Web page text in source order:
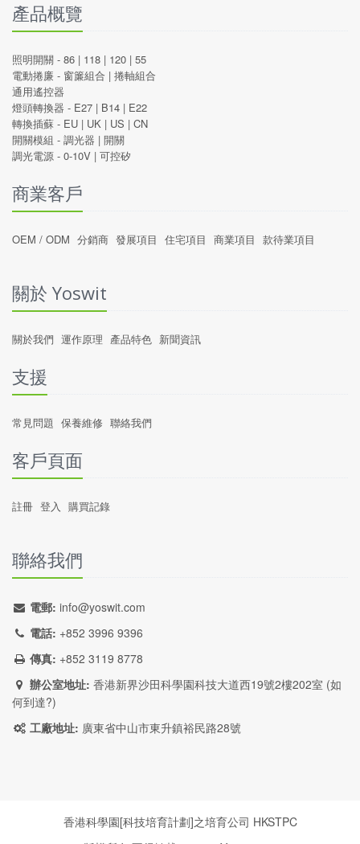
產品概覽
照明開關 - 86 | 118 | 120 | 55
電動捲廉 - 窗簾組合 | 捲軸組合
通用遙控器
燈頭轉換器 - E27 | B14 | E22
轉換插蘇 - EU | UK | US | CN
開關模組 - 調光器 | 開關
調光電源 - 0-10V | 可控矽
商業客戶
OEM / ODM 分銷商 發展項目 住宅項目 商業項目 款待業項目
關於 Yoswit
關於我們 運作原理 產品特色 新聞資訊
支援
常見問題 保養維修 聯絡我們
客戶頁面
註冊 登入 購買記錄
聯絡我們
電郵: info@yoswit.com
電話: +852 3996 9396
傳真: +852 3119 8778
辦公室地址: 香港新界沙田科學園科技大道西19號2樓202室 (如
何到達?)
工廠地址: 廣東省中山市東升鎮裕民路28號
香港科學園[科技培育計劃]之培育公司 HKSTPC